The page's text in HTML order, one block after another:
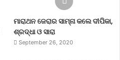
ମାରାଥନ ଜେରାର ସାମ୍ନା କଲେ ଦୀପିକା,
ଶ୍ରଦ୍ଧା ଓ ସାରା
September 26, 2020